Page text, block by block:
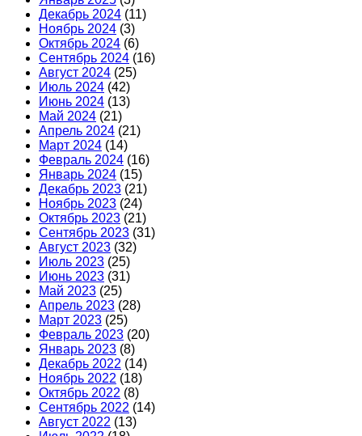
Декабрь 2024 (11)
Ноябрь 2024 (3)
Октябрь 2024 (6)
Сентябрь 2024 (16)
Август 2024 (25)
Июль 2024 (42)
Июнь 2024 (13)
Май 2024 (21)
Апрель 2024 (21)
Март 2024 (14)
Февраль 2024 (16)
Январь 2024 (15)
Декабрь 2023 (21)
Ноябрь 2023 (24)
Октябрь 2023 (21)
Сентябрь 2023 (31)
Август 2023 (32)
Июль 2023 (25)
Июнь 2023 (31)
Май 2023 (25)
Апрель 2023 (28)
Март 2023 (25)
Февраль 2023 (20)
Январь 2023 (8)
Декабрь 2022 (14)
Ноябрь 2022 (18)
Октябрь 2022 (8)
Сентябрь 2022 (14)
Август 2022 (13)